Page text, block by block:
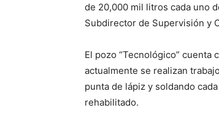
de 20,000 mil litros cada uno
Subdirector de Supervisión y
El pozo “Tecnológico”
actualmente se realizan
punta de lápiz y soldando
rehabilitado.